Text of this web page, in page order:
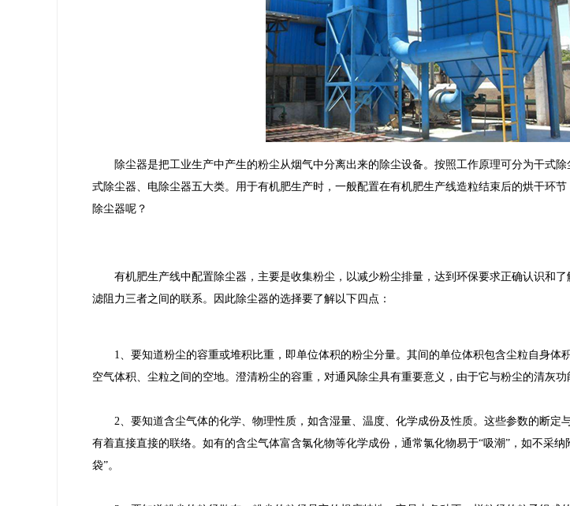
除尘器是把工业生产中产生的粉尘从烟气中分离出来的除尘设备。按照工作原理可分为干式除
式除尘器、电除尘器五大类。用于有机肥生产时，一般配置在有机肥生产线造粒结束后的烘干环
除尘器呢？
有机肥生产线中配置除尘器，主要是收集粉尘，以减少粉尘排量，达到环保要求正确认识和
滤阻力三者之间的联系。因此除尘器的选择要了解以下四点：
1、要知道粉尘的容重或堆积比重，即单位体积的粉尘分量。其间的单位体积包含尘粒自身体
空气体积、尘粒之间的空地。澄清粉尘的容重，对通风除尘具有重要意义，由于它与粉尘的清灰功
2、要知道含尘气体的化学、物理性质，如含湿量、温度、化学成份及性质。这些参数的断定
有着直接直接的联络。如有的含尘气体富含氯化物等化学成份，通常氯化物易于“吸潮”，如不采
袋”。